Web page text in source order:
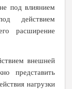
под влиянием
действием
расширение
внешней
представить
нагрузки